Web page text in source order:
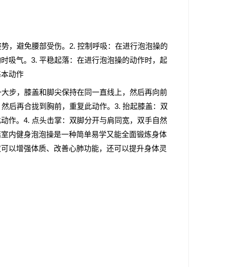
，避免腰部受伤。2. 控制呼吸：在进行泡泡操的
吸气。3. 平稳起落：在进行泡泡操的动作时，起
动作
步，膝盖和脚尖保持在同一直线上，然后再向前
后再合拢到胸前，重复此动作。3. 抬起膝盖：双
作。4. 点头击掌：双脚分开与肩同宽，双手自然
内健身泡泡操是一种简单易学又能全面锻炼身体
以增强体质、改善心肺功能，还可以提升身体灵